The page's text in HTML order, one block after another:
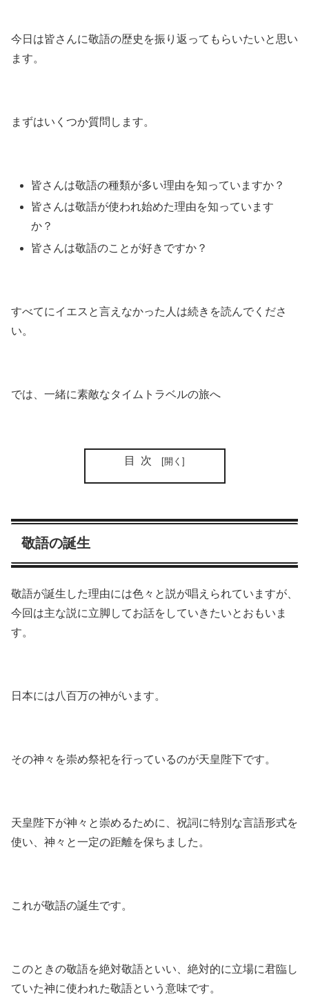
今日は皆さんに敬語の歴史を振り返ってもらいたいと思い
ます。
まずはいくつか質問します。
皆さんは敬語の種類が多い理由を知っていますか？
皆さんは敬語が使われ始めた理由を知っています
か？
皆さんは敬語のことが好きですか？
すべてにイエスと言えなかった人は続きを読んでくださ
い。
では、一緒に素敵なタイムトラベルの旅へ
目次
敬語の誕生
敬語が誕生した理由には色々と説が唱えられていますが、
今回は主な説に立脚してお話をしていきたいとおもいま
す。
日本には八百万の神がいます。
その神々を崇め祭祀を行っているのが天皇陛下です。
天皇陛下が神々と崇めるために、祝詞に特別な言語形式を
使い、神々と一定の距離を保ちました。
これが敬語の誕生です。
このときの敬語を絶対敬語といい、絶対的に立場に君臨し
ていた神に使われた敬語という意味です。